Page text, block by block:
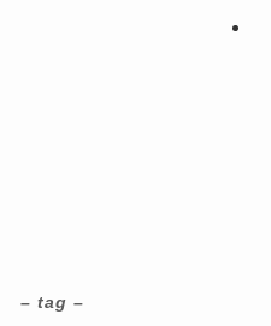
– tag –